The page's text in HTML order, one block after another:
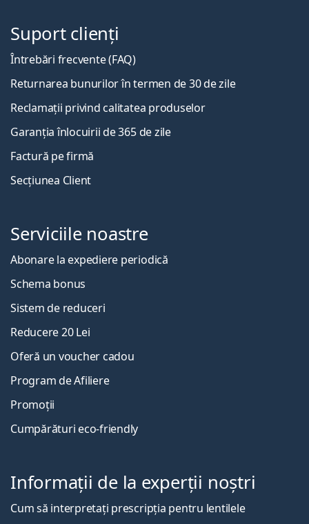
Suport clienți
Întrebări frecvente (FAQ)
Returnarea bunurilor în termen de 30 de zile
Reclamații privind calitatea produselor
Garanția înlocuirii de 365 de zile
Factură pe firmă
Secțiunea Client
Serviciile noastre
Abonare la expediere periodică
Schema bonus
Sistem de reduceri
Reducere 20 Lei
Oferă un voucher cadou
Program de Afiliere
Promoții
Cumpărături eco-friendly
Informații de la experții noștri
Cum să interpretați prescripția pentru lentilele